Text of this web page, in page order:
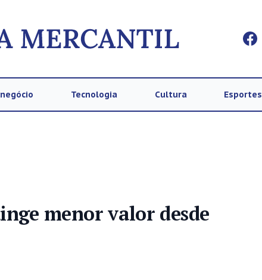
Tecnologia Cultura Esportes
menor valor desde